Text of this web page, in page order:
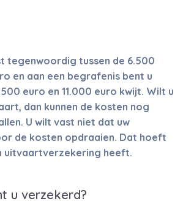
tegenwoordig tussen de 6.500
en aan een begrafenis bent u
euro en 11.000 euro kwijt. Wilt u
dan kunnen de kosten nog
U wilt vast niet dat uw
de kosten opdraaien. Dat hoeft
uitvaartverzekering heeft.
u verzekerd?